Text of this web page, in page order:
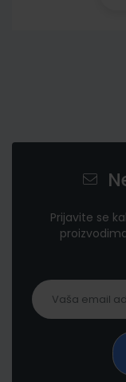
Prijavite se